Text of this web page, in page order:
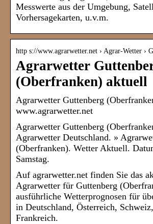
Messwerte aus der Umgebung,
Vorhersagekarten, u.v.m.
http s://www.agrarwetter.net › Agrar-Wetter ›
Agrarwetter
(Oberfranken) aktuell
Agrarwetter Guttenberg
www.agrarwetter.net
Agrarwetter Guttenberg
Agrarwetter Deutschland. »
(Oberfranken). Wetter Aktuell.
Samstag.
Auf agrarwetter.net finden Sie das
Agrarwetter für Guttenberg
ausführliche Wetterprognosen für
in Deutschland, Österreich,
Frankreich.